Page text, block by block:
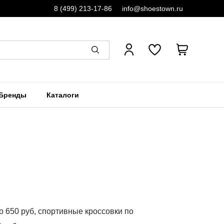
8 (499) 213-17-86 info@shoestown.ru
Каталоги
руб, спортивные кроссовки по